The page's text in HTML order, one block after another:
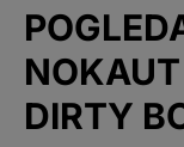
DIRTY